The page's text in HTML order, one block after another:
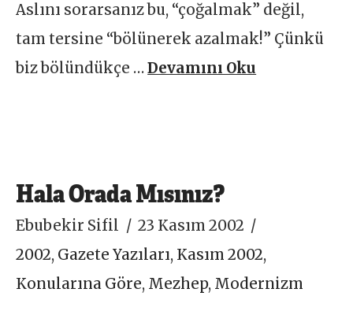
Aslını sorarsanız bu, “çoğalmak” değil,
tam tersine “bölünerek azalmak!” Çünkü
biz bölündükçe …Devamını Oku
Hala Orada Mısınız?
Ebubekir Sifil
23 Kasım 2002
2002, Gazete Yazıları, Kasım 2002,
Konularına Göre, Mezhep, Modernizm